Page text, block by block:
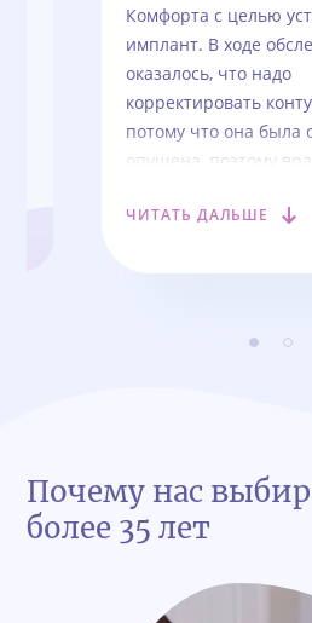
Комфорта с целью
имплант. В ходе
оказалось, что надо
корректировать
потому что она была
опущена, поэтому
Процедура
безболезненная.
потом дней 5
целом я очень
ЧИТАТЬ ДАЛЬШЕ
Почему нас
более 35 лет